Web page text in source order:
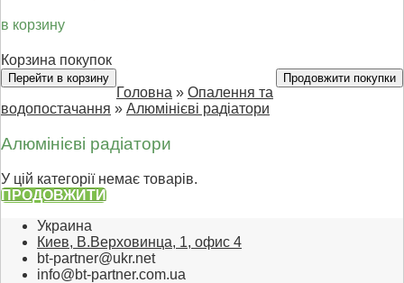
в корзину
Корзина покупок
Перейти в корзину Продовжити покупки
Головна » Опалення та
водопостачання » Алюмінієві радіатори
Алюмінієві радіатори
У цій категорії немає товарів.
ПРОДОВЖИТИ
Украина
Киев, В.Верховинца, 1, офис 4
bt-partner@ukr.net
info@bt-partner.com.ua